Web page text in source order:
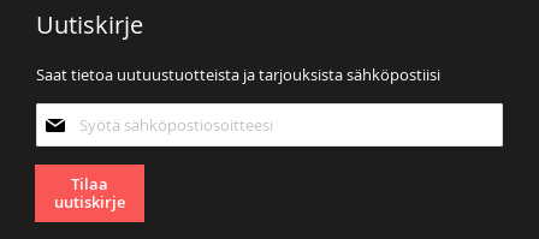
Uutiskirje
Saat tietoa uutuustuotteista ja tarjouksista sähköpostiisi
uutiskirjeemme:
Tilaa
uutiskirje